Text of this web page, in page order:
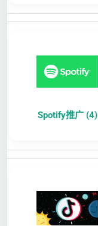
Spotify推广 (4)